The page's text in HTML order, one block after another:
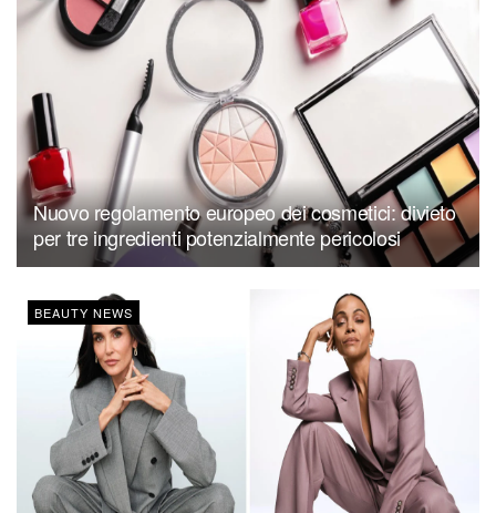
Nuovo regolamento europeo dei cosmetici: divieto
per tre ingredienti potenzialmente pericolosi
BEAUTY NEWS